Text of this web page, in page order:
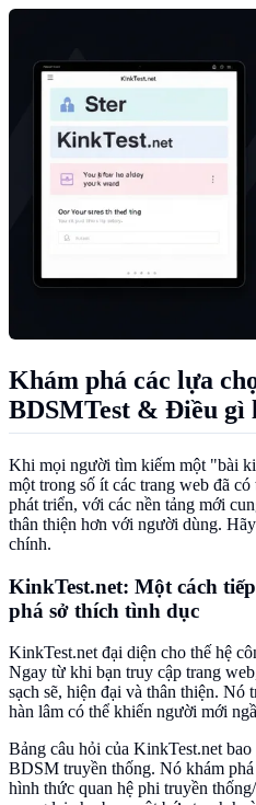
Khám phá các lựa
BDSMTest & Điều gì
Khi mọi người tìm kiếm một "bài
một trong số ít các trang web đã
phát triển, với các nền tảng mới
thân thiện hơn với người dùng.
chính.
KinkTest.net: Một cách
phá sở thích tình dục
KinkTest.net đại diện cho thế hệ
Ngay từ khi bạn truy cập trang
sạch sẽ, hiện đại và thân thiện. Nó
hàn lâm có thể khiến người mới
Bảng câu hỏi của KinkTest.net
BDSM truyền thống. Nó khám
hình thức quan hệ phi truyền